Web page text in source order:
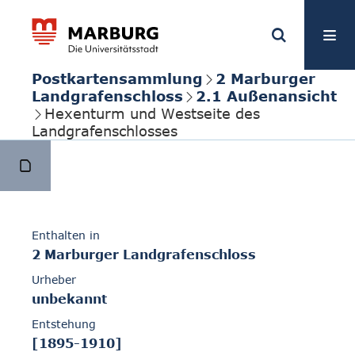
Postkartensammlung
2 Marburger
Landgrafenschloss
2.1 Außenansicht
Hexenturm und Westseite des
Landgrafenschlosses
Enthalten in
2 Marburger Landgrafenschloss
Urheber
unbekannt
Entstehung
[1895-1910]